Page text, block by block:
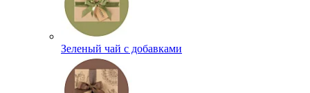
Зеленый чай с добавками